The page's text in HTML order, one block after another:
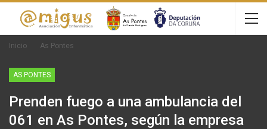
Inicio As Pontes
AS PONTES
Prenden fuego a una ambulancia del
061 en As Pontes, según la empresa